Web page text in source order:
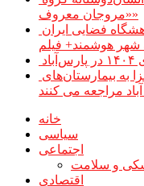
«مروجان معروف»
شهر هوشمند+ فیلم
مراجعه می کنند
خانه
سیاسی
اجتماعی
و سلامت
اقتصادی